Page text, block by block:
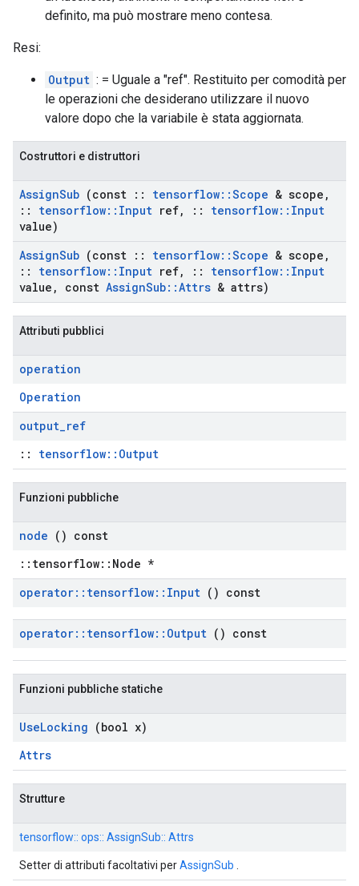
definito, ma può mostrare meno contesa.
Resi:
Output : = Uguale a "ref". Restituito per comodità per
le operazioni che desiderano utilizzare il nuovo
valore dopo che la variabile è stata aggiornata.
Costruttori e distruttori
AssignSub (const :: tensorflow::Scope & scope ,
::
tensorflow:: Input ref, :: tensorflow:: Input
value)
AssignSub (const :: tensorflow::Scope & scope ,
::
tensorflow:: Input ref, :: tensorflow:: Input
value , const AssignSub::Attrs & attrs)
Attributi pubblici
operation
Operation
output_ref
:: tensorflow::Output
Funzioni pubbliche
node () const
::tensorflow::Node *
operator:: tensorflow:: Input () const
operator:: tensorflow:: Output () const
Funzioni pubbliche statiche
UseLocking (bool x)
Attrs
Strutture
tensorflow:: ops:: AssignSub:: Attrs
Setter di attributi facoltativi perAssignSub